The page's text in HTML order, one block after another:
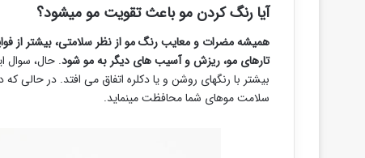
آیا رنگ کردن مو باعث تقویت مو میشود؟
همیشه مضرات و معایب رنگ مو از نظر سلامتی، بیشتر از
تارهای مو، ریزش و آسیب های دیگر به مو شود. حال، سوال
بیشتر با رنگهای روشن و یا دکلره اتفاق می افتد. در حالی
سلامت موهای شما محافظت مینماید.